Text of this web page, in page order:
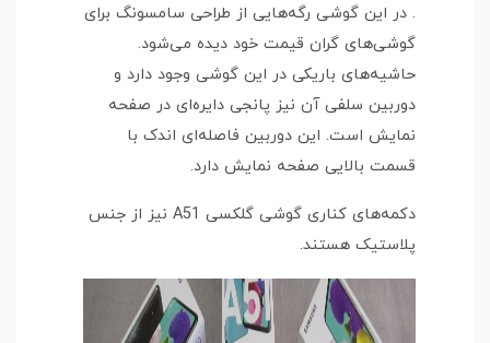
. در این گوشی رگه‌هایی از طراحی سامسونگ برای
گوشی‌های گران قیمت خود دیده می‌شود.
حاشیه‌های باریکی در این گوشی وجود دارد و
دوربین سلفی آن نیز پانجی دایره‌ای در صفحه
نمایش است. این دوربین فاصله‌ای اندک با
قسمت بالایی صفحه نمایش دارد.
دکمه‌های کناری گوشی گلکسی A51 نیز از جنس
پلاستیک هستند.